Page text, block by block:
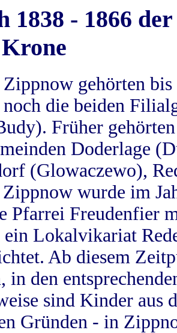
1838 - 1866
gehörten
die beiden
Früher
Doderlage
(Glowaczewo),
wurde im
Pfarrei Freudenfier
ein Lokalvikariat
Ab diesem
in den
sind Kinder aus
Gründen - in